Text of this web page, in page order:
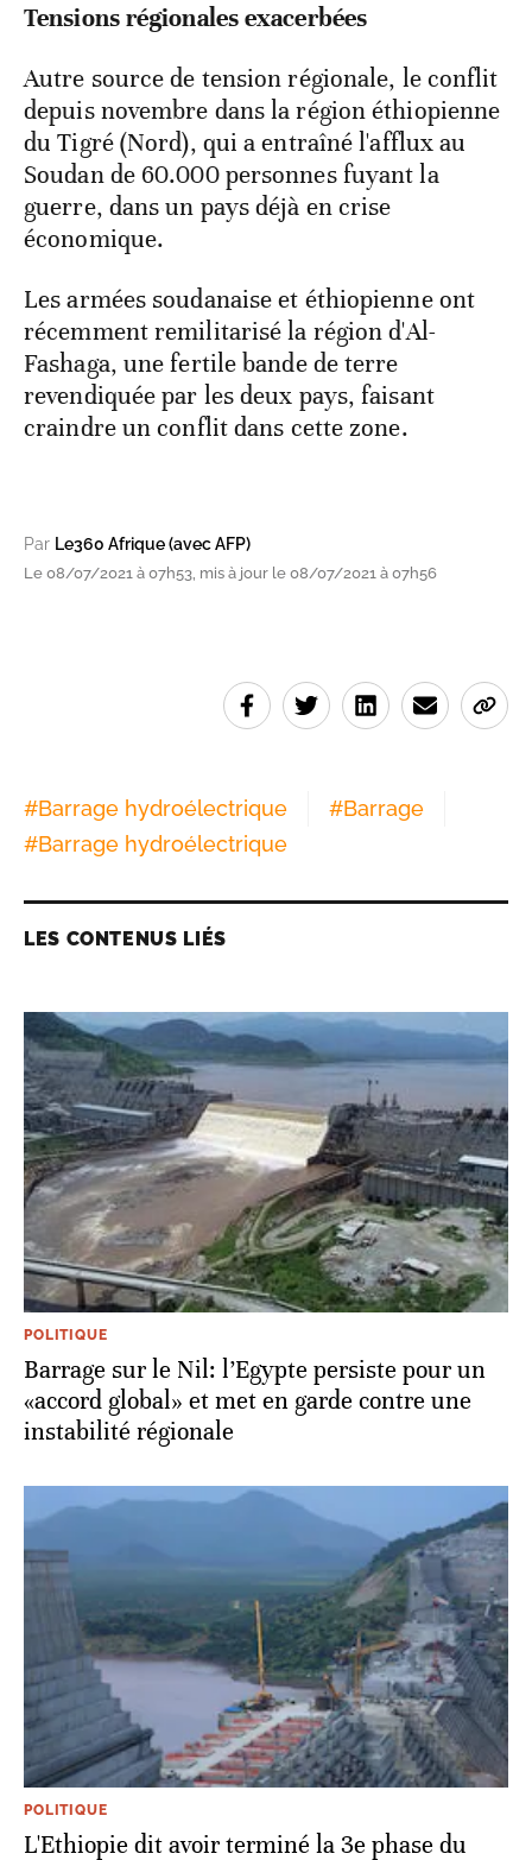
Tensions régionales exacerbées
Autre source de tension régionale, le conflit
depuis novembre dans la région éthiopienne
du Tigré (Nord), qui a entraîné l'afflux au
Soudan de 60.000 personnes fuyant la
guerre, dans un pays déjà en crise
économique.
Les armées soudanaise et éthiopienne ont
récemment remilitarisé la région d'Al-
Fashaga, une fertile bande de terre
revendiquée par les deux pays, faisant
craindre un conflit dans cette zone.
Par Le360 Afrique (avec AFP)
Le 08/07/2021 à 07h53, mis à jour le 08/07/2021 à 07h56
#Barrage hydroélectrique #Barrage
#Barrage hydroélectrique
LES CONTENUS LIÉS
POLITIQUE
Barrage sur le Nil: l’Egypte persiste pour un
«accord global» et met en garde contre une
instabilité régionale
POLITIQUE
L'Ethiopie dit avoir terminé la 3e phase du